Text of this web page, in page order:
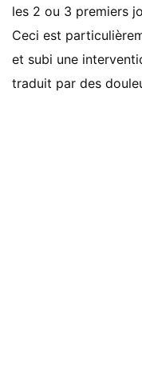
les 2 ou 3 premiers
Ceci est
et subi une
traduit par des